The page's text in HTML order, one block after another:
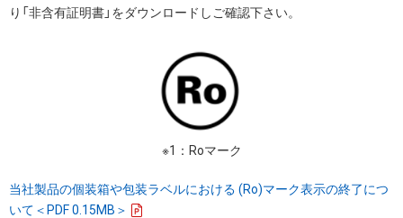
り「非含有証明書」をダウンロードしご確認下さい。
※1：Roマーク
当社製品の個装箱や包装ラベルにおける (Ro)マーク表示の終了につ
いて＜PDF 0.15MB＞